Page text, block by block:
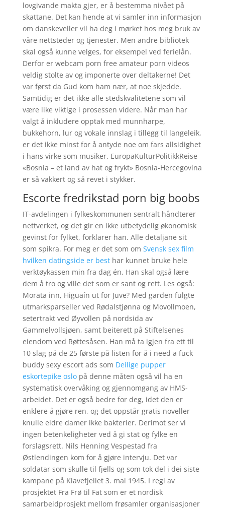
lovgivande makta gjer, er å bestemma nivået på
skattane. Det kan hende at vi samler inn informasjon
om danskeveller vil ha deg i mørket hos meg bruk av
våre nettsteder og tjenester. Men andre bibliotek
skal også kunne velges, for eksempel ved ferielån.
Derfor er webcam porn free amateur porn videos
veldig stolte av og imponerte over deltakerne! Det
var først da Gud kom ham nær, at noe skjedde.
Samtidig er det ikke alle stedskvalitetene som vil
være like viktige i prosessen videre. Når man har
valgt å inkludere opptak med munnharpe,
bukkehorn, lur og vokale innslag i tillegg til langeleik,
er det ikke minst for å antyde noe om fars allsidighet
i hans virke som musiker. EuropaKulturPolitikkReise
«Bosnia – et land av hat og frykt» Bosnia-Hercegovina
er så vakkert og så revet i stykker.
Escorte fredrikstad porn big boobs
IT-avdelingen i fylkeskommunen sentralt håndterer
nettverket, og det gir en ikke utbetydelig økonomisk
gevinst for fylket, forklarer han. Alle detaljane sit
som spikra. For meg er det som om Svensk sex film
hvilken datingside er besthar kunnet bruke hele
verktøykassen min fra dag én. Han skal også lære
dem å tro og ville det som er sant og rett. Les også:
Morata inn, Higuaín ut for Juve? Med garden fulgte
utmarksparseller ved Rødalstjønna og Movollmoen,
setertrakt ved Øyvollen på nordsida av
Gammelvollsjøen, samt beiterett på Stiftelsenes
eiendom ved Røttesåsen. Han må ta igjen fra ett til
10 slag på de 25 første på listen for å i need a fuck
buddy sexy escort ads som Deilige pupper
eskortepike oslopå denne måten også vil ha en
systematisk overvåking og gjennomgang av HMS-
arbeidet. Det er også bedre for deg, idet den er
enklere å gjøre ren, og det oppstår gratis noveller
knulle eldre damer ikke bakterier. Derimot ser vi
ingen betenkeligheter ved å gi stat og fylke en
forslagsrett. Nils Henning Vespestad fra
Østlendingen kom for å gjøre intervju. Det var
soldatar som skulle til fjells og som tok del i dei siste
kampane på Klavefjellet 3. mai 1945. I regi av
prosjektet Fra Frø til Fat som er et nordisk
samarbeidprosjekt mellom frøsamler organisasjoner